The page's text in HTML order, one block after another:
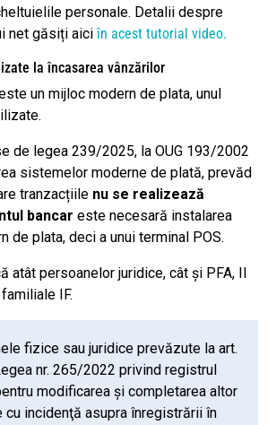
personale. Detalii despre
net găsiți aici în acest tutorial video.
la încasarea vânzărilor
un mijloc modern de plata, unul
de legea 239/2025, la OUG 193/2002
sistemelor moderne de plată, prevăd
tranzacțiile nu se realizează
bancar este necesară instalarea
de plata, deci a unui terminal POS.
atât persoanelor juridice, cât și PFA, II
IF.
fizice sau juridice prevăzute la art.
nr. 265/2022 privind registrul
modificarea şi completarea altor
cu incidenţă asupra înregistrării în